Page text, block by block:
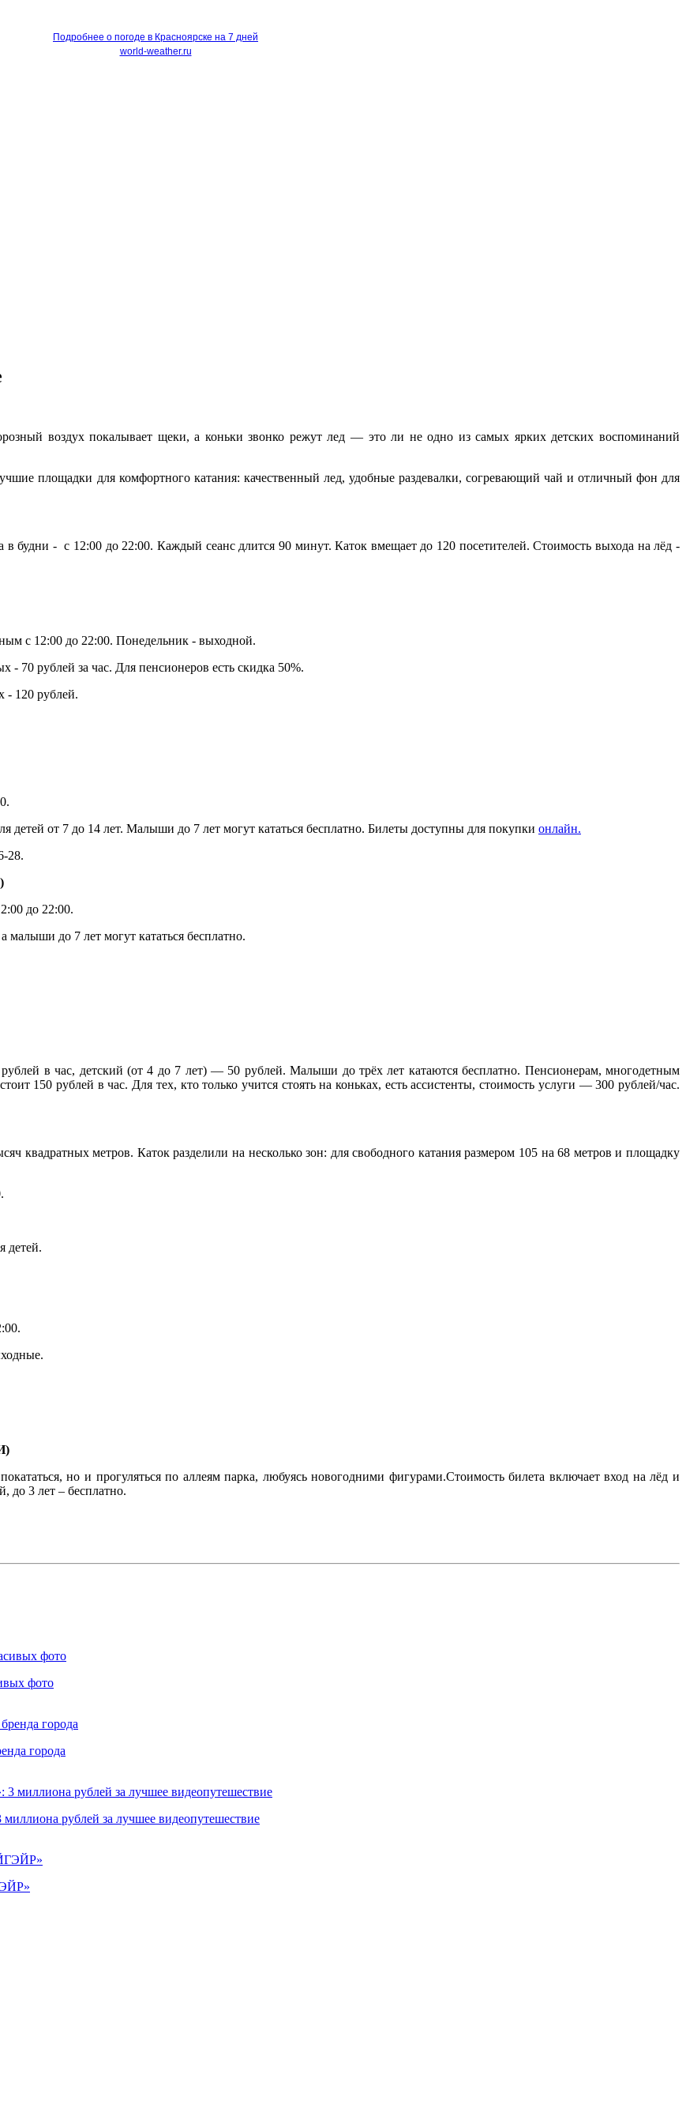
Подробнее о погоде в Красноярске на 7 дней
world-weather.ru
воздух покалывает щеки, а коньки звонко режут лед — это ли не одно из самых ярких детских воспоминаний
площадки для комфортного катания: качественный лед, удобные раздевалки, согревающий чай и отличный фон для
будни - с 12:00 до 22:00. Каждый сеанс длится 90 минут. Каток вмещает до 120 посетителей. Стоимость выхода на лёд -
с 12:00 до 22:00. Понедельник - выходной.
- 70 рублей за час. Для пенсионеров есть скидка 50%.
- 120 рублей.
детей от 7 до 14 лет. Малыши до 7 лет могут кататься бесплатно. Билеты доступны для покупки онлайн.
28.
до 22:00.
малыши до 7 лет могут кататься бесплатно.
в час, детский (от 4 до 7 лет) — 50 рублей. Малыши до трёх лет катаются бесплатно. Пенсионерам, многодетным
150 рублей в час. Для тех, кто только учится стоять на коньках, есть ассистенты, стоимость услуги — 300 рублей/час.
квадратных метров. Каток разделили на несколько зон: для свободного катания размером 105 на 68 метров и площадку
детей.
но и прогуляться по аллеям парка, любуясь новогодними фигурами.Стоимость билета включает вход на лёд и
до 3 лет – бесплатно.
фото
города
рублей за лучшее видеопутешествие